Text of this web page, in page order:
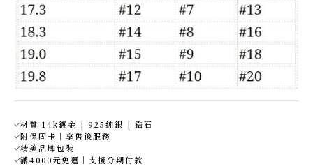
材質 14k鍍金 | 925純銀 | 鋯石
附保固卡｜享售後服務
精美品牌包裝
滿4000元免運｜支援分期付款